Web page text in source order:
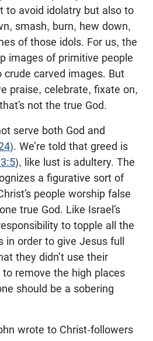
to avoid idolatry but also to
smash, burn, hew down,
of those idols. For us, the
images of primitive people
carved images. But
praise, celebrate, fixate on,
not the true God.
serve both God and
). We’re told that greed is
), like lust is adultery. The
a figurative sort of
people worship false
true God. Like Israel’s
to topple all the
in order to give Jesus full
they didn’t use their
remove the high places
should be a sobering
wrote to Christ-followers